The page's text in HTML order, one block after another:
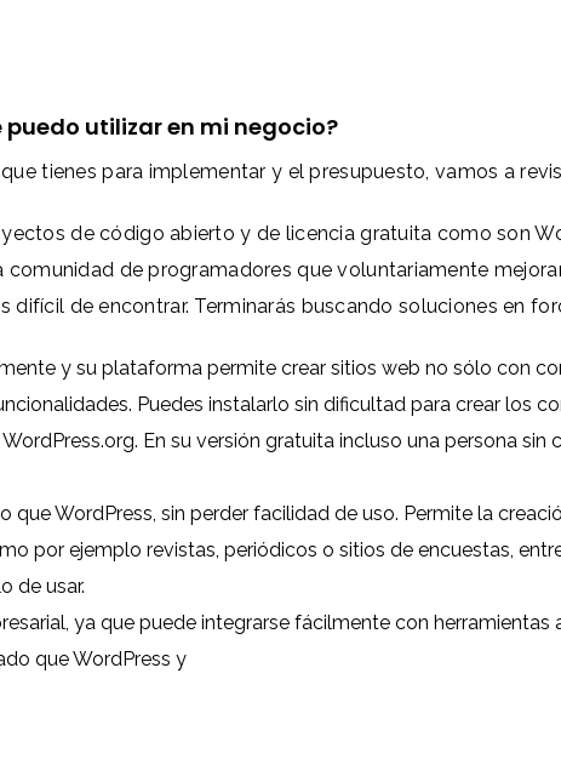
utilizar en mi negocio?
tienes para implementar y el presupuesto, vamos a
de código abierto y de licencia gratuita como son
de programadores que voluntariamente
de encontrar. Terminarás buscando soluciones en
y su plataforma permite crear sitios web no sólo con
Puedes instalarlo sin dificultad para crear los
WordPress.org. En su versión gratuita incluso una persona
que WordPress, sin perder facilidad de uso. Permite la
por ejemplo revistas, periódicos o sitios de encuestas,
de usar.
ya que puede integrarse fácilmente con herramientas
que WordPress y